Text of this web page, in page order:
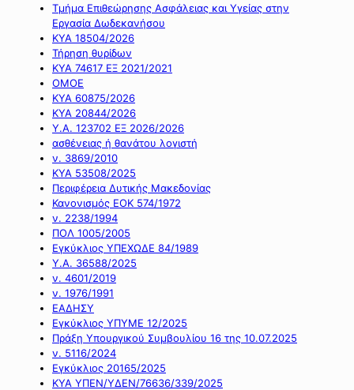
Τμήμα Επιθεώρησης Ασφάλειας και Υγείας στην
Εργασία Δωδεκανήσου
ΚΥΑ 18504/2026
Τήρηση θυρίδων
ΚΥΑ 74617 ΕΞ 2021/2021
ΟΜΟΕ
ΚΥΑ 60875/2026
ΚΥΑ 20844/2026
Υ.Α. 123702 ΕΞ 2026/2026
ασθένειας ή θανάτου λογιστή
ν. 3869/2010
ΚΥΑ 53508/2025
Περιφέρεια Δυτικής Μακεδονίας
Κανονισμός ΕΟΚ 574/1972
ν. 2238/1994
ΠΟΛ 1005/2005
Εγκύκλιος ΥΠΕΧΩΔΕ 84/1989
Υ.Α. 36588/2025
ν. 4601/2019
ν. 1976/1991
ΕΑΔΗΣΥ
Εγκύκλιος ΥΠΥΜΕ 12/2025
Πράξη Υπουργικού Συμβουλίου 16 της 10.07.2025
ν. 5116/2024
Εγκύκλιος 20165/2025
ΚΥΑ ΥΠΕΝ/ΥΔΕΝ/76636/339/2025